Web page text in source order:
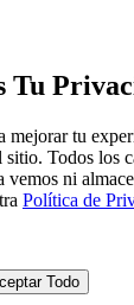
Tu
mejorar tu
Todos los
vemos ni
Política de
Todo